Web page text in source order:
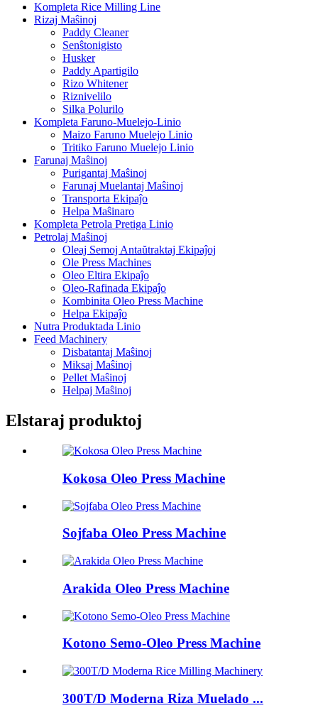
Kompleta Rice Milling Line
Rizaj Maŝinoj
Paddy Cleaner
Senŝtonigisto
Husker
Paddy Apartigilo
Rizo Whitener
Riznivelilo
Silka Polurilo
Kompleta Faruno-Muelejo-Linio
Maizo Faruno Muelejo Linio
Tritiko Faruno Muelejo Linio
Farunaj Maŝinoj
Purigantaj Maŝinoj
Farunaj Muelantaj Maŝinoj
Transporta Ekipaĵo
Helpa Maŝinaro
Kompleta Petrola Pretiga Linio
Petrolaj Maŝinoj
Oleaj Semoj Antaŭtraktaj Ekipaĵoj
Ole Press Machines
Oleo Eltira Ekipaĵo
Oleo-Rafinada Ekipaĵo
Kombinita Oleo Press Machine
Helpa Ekipaĵo
Nutra Produktada Linio
Feed Machinery
Disbatantaj Maŝinoj
Miksaj Maŝinoj
Pellet Maŝinoj
Helpaj Maŝinoj
Elstaraj produktoj
Kokosa Oleo Press Machine
Sojfaba Oleo Press Machine
Arakida Oleo Press Machine
Kotono Semo-Oleo Press Machine
300T/D Moderna Riza Muelado ...